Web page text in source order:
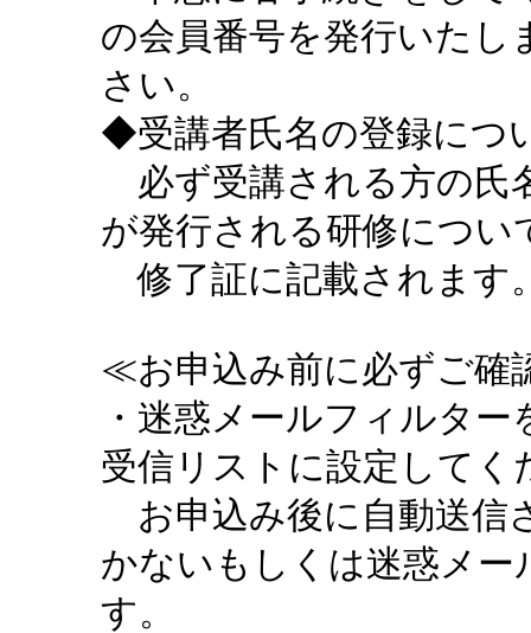
の会員番号を発行いたし
さい。
◆受講者氏名の登録につ
必ず受講される方の氏
が発行される研修につい
修了証に記載されます
≪お申込み前に必ずご確
・迷惑メールフィルタ
受信リストに設定してく
お申込み後に自動送信
かないもしくは迷惑メ
す。